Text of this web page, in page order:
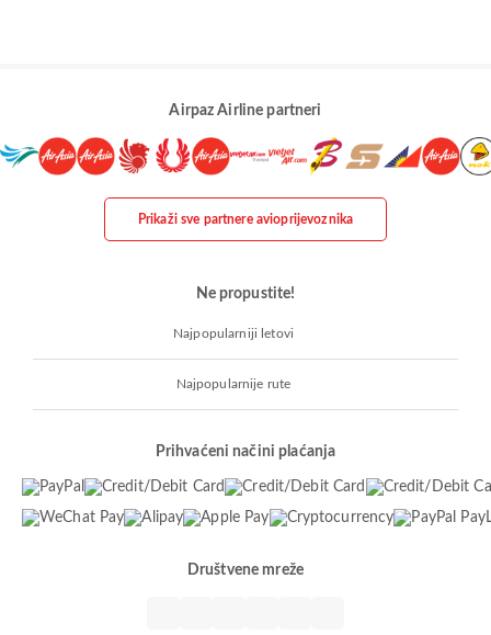
Airpaz Airline partneri
Prikaži sve partnere avioprijevoznika
Ne propustite!
Najpopularniji letovi
Najpopularnije rute
Prihvaćeni načini plaćanja
Društvene mreže